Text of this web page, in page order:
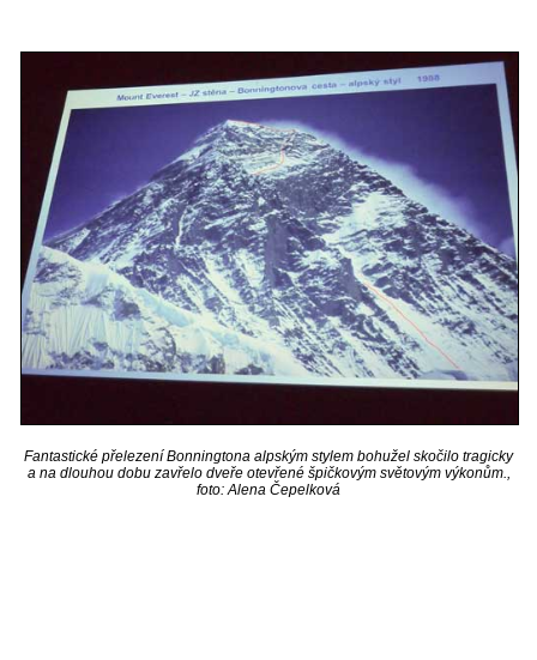
Fantastické přelezení Bonningtona alpským stylem bohužel skočilo tragicky
a na dlouhou dobu zavřelo dveře otevřené špičkovým světovým výkonům.,
foto: Alena Čepelková